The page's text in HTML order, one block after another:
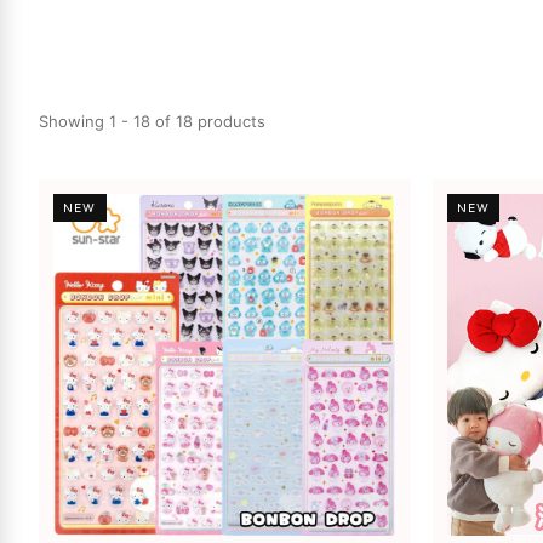
Showing 1 - 18 of 18 products
NEW NEW